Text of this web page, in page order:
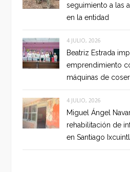
seguimiento a las
en la entidad
4 JULIO, 2026
Beatriz Estrada
emprendimiento
máquinas de coser
4 JULIO, 2026
Miguel Ángel
rehabilitación de
en Santiago